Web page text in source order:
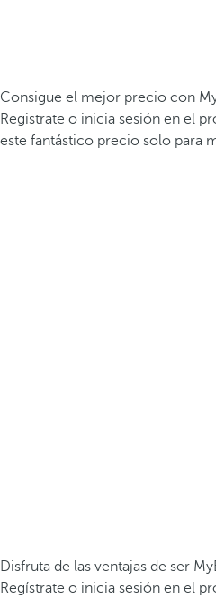
Consigue el mejor precio con
Registrate o inicia sesión en el
este fantástico precio solo para
Disfruta de las ventajas de ser
Regístrate o inicia sesión en el